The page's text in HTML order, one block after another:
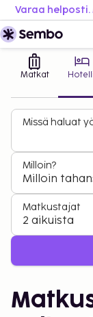
Matkat
Missä haluat
Milloin?
Milloin
Matkustajat
2 aikuista